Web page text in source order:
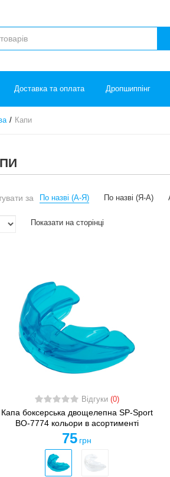
Доставка та оплата Дропшиппінг
Капи
за По назві (А-Я) По назві (Я-А)
Показати на сторінці
Відгуки (0)
Капа боксерська двощелепна SP-Sport
BO-7774 кольори в асортименті
75 грн